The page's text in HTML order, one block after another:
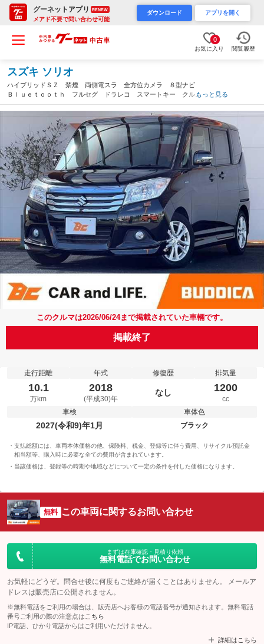
グーネットアプリ RENEW
メアド不要で問い合わせ可能
ダウンロード アプリを開く
0
お気に入り 閲覧履歴
スズキ ソリオ
ハイブリッドＳＺ 禁煙 両側電スラ 全方位カメラ ８型ナビ
Ｂｌｕｅｔｏｏｔｈ フルセグ ドラレコ スマートキー クルコ
ン 追突軽減ブレーキ ＬＤＡ シートヒーター ＨＩＤヘッドラ
イト オートライト 革巻きステアリング（佐賀県）
もっと見る
このクルマは2026/06/24まで掲載されていた車輛です。
掲載終了
走行距離
10.1
万km
年式
2018
(平成30)年
修復歴
なし
排気量
1200
cc
車検
2027(令和9)年1月
車体色
ブラック
支払総額には、車両本体価格の他、保険料、税金、登録等に伴う費用、リサイクル預託金
相当額等、購入時に必要な全ての費用が含まれています。
当該価格は、登録等の時期や地域などについて一定の条件を付した価格になります。
無料 この車両に関するお問い合わせ
まずは在庫確認・見積り依頼
無料電話でお問い合わせ
お気軽にどうぞ。問合せ後に何度もご連絡が届くことはありません。 メールア
ドレスは販売店に公開されません。
※無料電話をご利用の場合は、販売店へお客様の電話番号が通知されます。無料電話
番号ご利用の際の注意点は こちら
IP電話、ひかり電話からはご利用いただけません。
詳細はこちら